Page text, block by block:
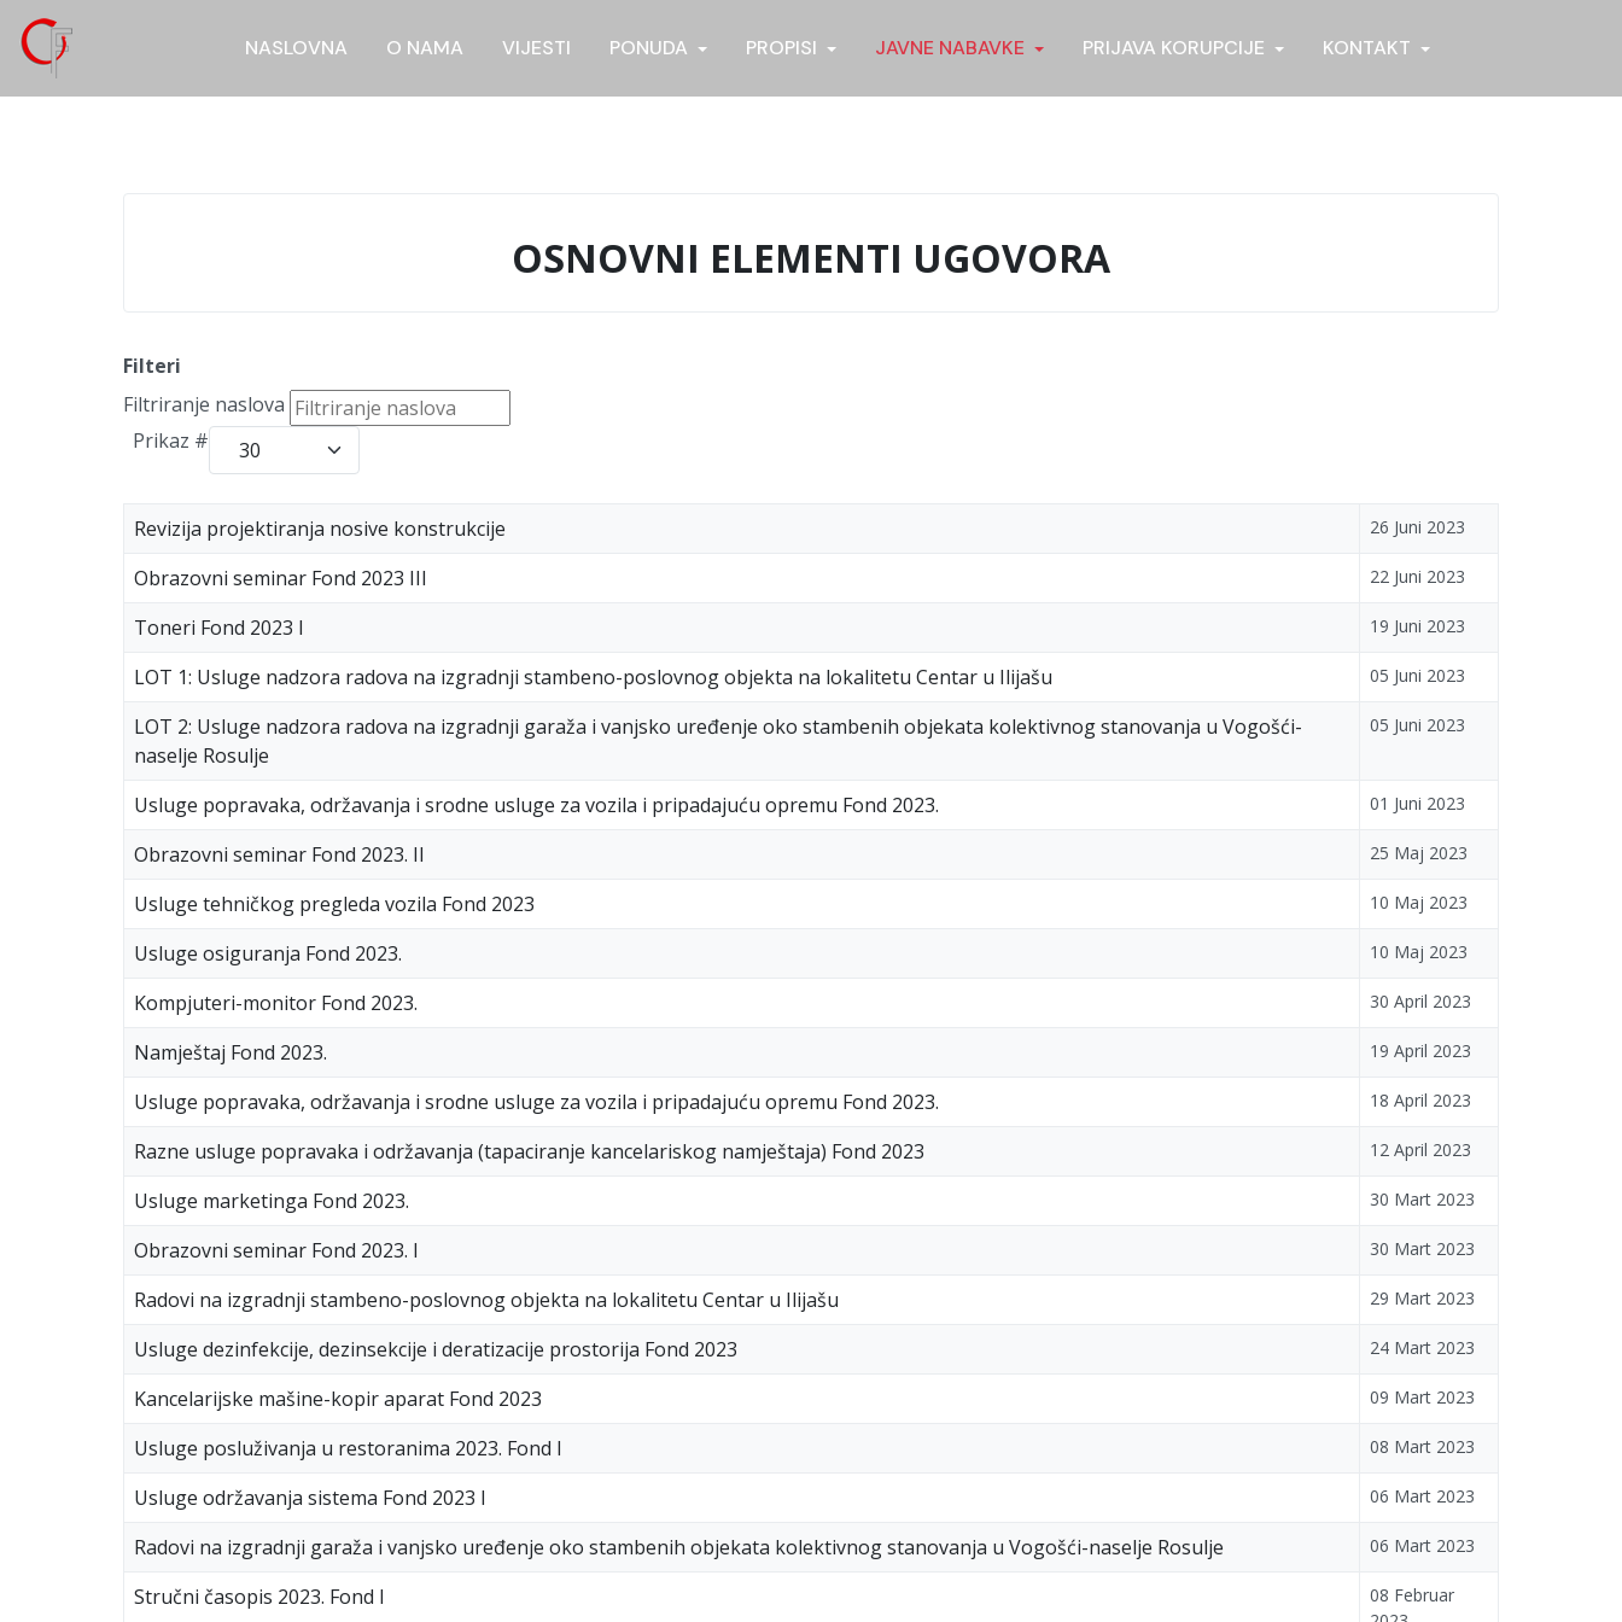
NASLOVNA O NAMA VIJESTI PONUDA PROPISI JAVNE NABAVKE PRIJAVA KORUPCIJE KONTAKT
OSNOVNI ELEMENTI UGOVORA
Filteri
Filtriranje naslova
Prikaz #
Revizija projektiranja nosive konstrukcije 26 Juni 2023
Obrazovni seminar Fond 2023 III 22 Juni 2023
Toneri Fond 2023 I 19 Juni 2023
LOT 1: Usluge nadzora radova na izgradnji stambeno-poslovnog objekta na lokalitetu Centar u Ilijašu 05 Juni 2023
LOT 2: Usluge nadzora radova na izgradnji garaža i vanjsko uređenje oko stambenih objekata kolektivnog stanovanja u Vogošći-
naselje Rosulje
05 Juni 2023
Usluge popravaka, održavanja i srodne usluge za vozila i pripadajuću opremu Fond 2023. 01 Juni 2023
Obrazovni seminar Fond 2023. II 25 Maj 2023
Usluge tehničkog pregleda vozila Fond 2023 10 Maj 2023
Usluge osiguranja Fond 2023. 10 Maj 2023
Kompjuteri-monitor Fond 2023. 30 April 2023
Namještaj Fond 2023. 19 April 2023
Usluge popravaka, održavanja i srodne usluge za vozila i pripadajuću opremu Fond 2023. 18 April 2023
Razne usluge popravaka i održavanja (tapaciranje kancelariskog namještaja) Fond 2023 12 April 2023
Usluge marketinga Fond 2023. 30 Mart 2023
Obrazovni seminar Fond 2023. I 30 Mart 2023
Radovi na izgradnji stambeno-poslovnog objekta na lokalitetu Centar u Ilijašu 29 Mart 2023
Usluge dezinfekcije, dezinsekcije i deratizacije prostorija Fond 2023 24 Mart 2023
Kancelarijske mašine-kopir aparat Fond 2023 09 Mart 2023
Usluge posluživanja u restoranima 2023. Fond I 08 Mart 2023
Usluge održavanja sistema Fond 2023 I 06 Mart 2023
Radovi na izgradnji garaža i vanjsko uređenje oko stambenih objekata kolektivnog stanovanja u Vogošći-naselje Rosulje 06 Mart 2023
Stručni časopis 2023. Fond I
08 Februar